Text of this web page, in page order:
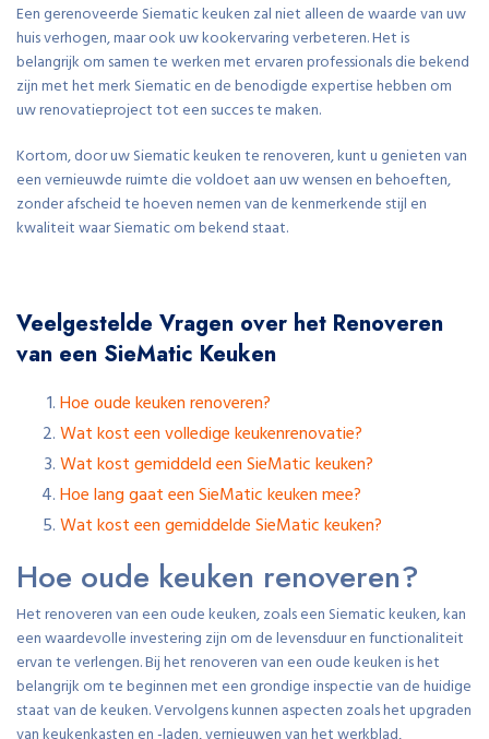
Een gerenoveerde Siematic keuken zal niet alleen de waarde van uw
huis verhogen, maar ook uw kookervaring verbeteren. Het is
belangrijk om samen te werken met ervaren professionals die bekend
zijn met het merk Siematic en de benodigde expertise hebben om
uw renovatieproject tot een succes te maken.
Kortom, door uw Siematic keuken te renoveren, kunt u genieten van
een vernieuwde ruimte die voldoet aan uw wensen en behoeften,
zonder afscheid te hoeven nemen van de kenmerkende stijl en
kwaliteit waar Siematic om bekend staat.
Veelgestelde Vragen over het Renoveren
van een SieMatic Keuken
Hoe oude keuken renoveren?
Wat kost een volledige keukenrenovatie?
Wat kost gemiddeld een SieMatic keuken?
Hoe lang gaat een SieMatic keuken mee?
Wat kost een gemiddelde SieMatic keuken?
Hoe oude keuken renoveren?
Het renoveren van een oude keuken, zoals een Siematic keuken, kan
een waardevolle investering zijn om de levensduur en functionaliteit
ervan te verlengen. Bij het renoveren van een oude keuken is het
belangrijk om te beginnen met een grondige inspectie van de huidige
staat van de keuken. Vervolgens kunnen aspecten zoals het upgraden